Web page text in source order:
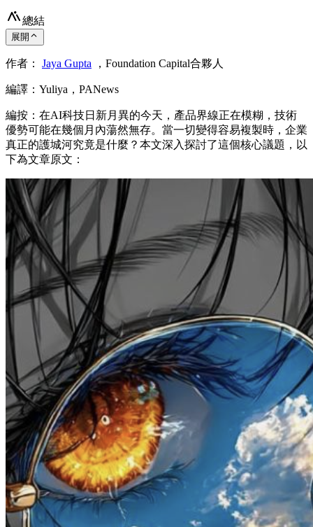
總結
展開
作者： Jaya Gupta ，Foundation Capital合夥人
編譯：Yuliya，PANews
編按：在AI科技日新月異的今天，產品界線正在模糊，技術
優勢可能在幾個月內蕩然無存。當一切變得容易複製時，企業
真正的護城河究竟是什麼？本文深入探討了這個核心議題，以
下為文章原文：